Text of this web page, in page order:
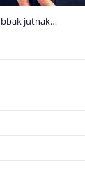
jutnak…